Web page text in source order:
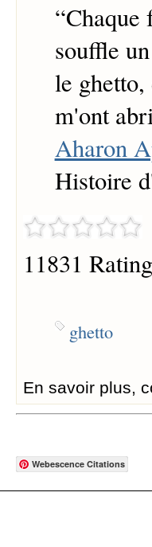
“
souffle
le
m'ont
Aharon
Histoire
11831
ghetto
En savoir plus,
Webescence Citations